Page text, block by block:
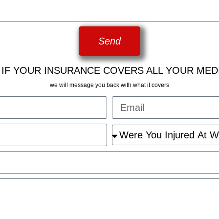
Send
YOUR INSURANCE COVERS ALL YOUR
we will message you back with what it covers